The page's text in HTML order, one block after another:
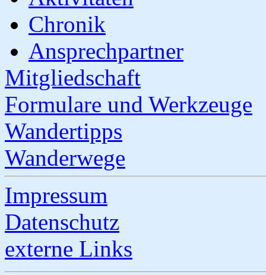
Chronik
Ansprechpartner
Mitgliedschaft
Formulare und Werkzeuge
Wandertipps
Wanderwege
Impressum
Datenschutz
externe Links